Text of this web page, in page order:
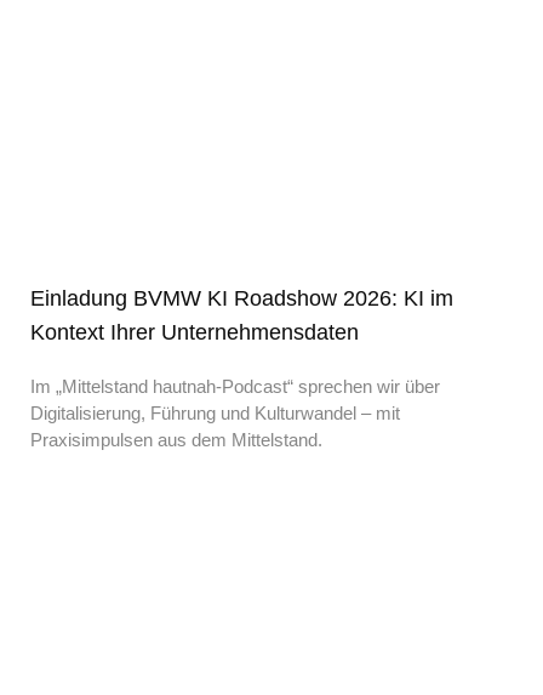
Einladung BVMW KI Roadshow 2026: KI im
Kontext Ihrer Unternehmensdaten
Im „Mittelstand hautnah-Podcast“ sprechen wir über
Digitalisierung, Führung und Kulturwandel – mit
Praxisimpulsen aus dem Mittelstand.